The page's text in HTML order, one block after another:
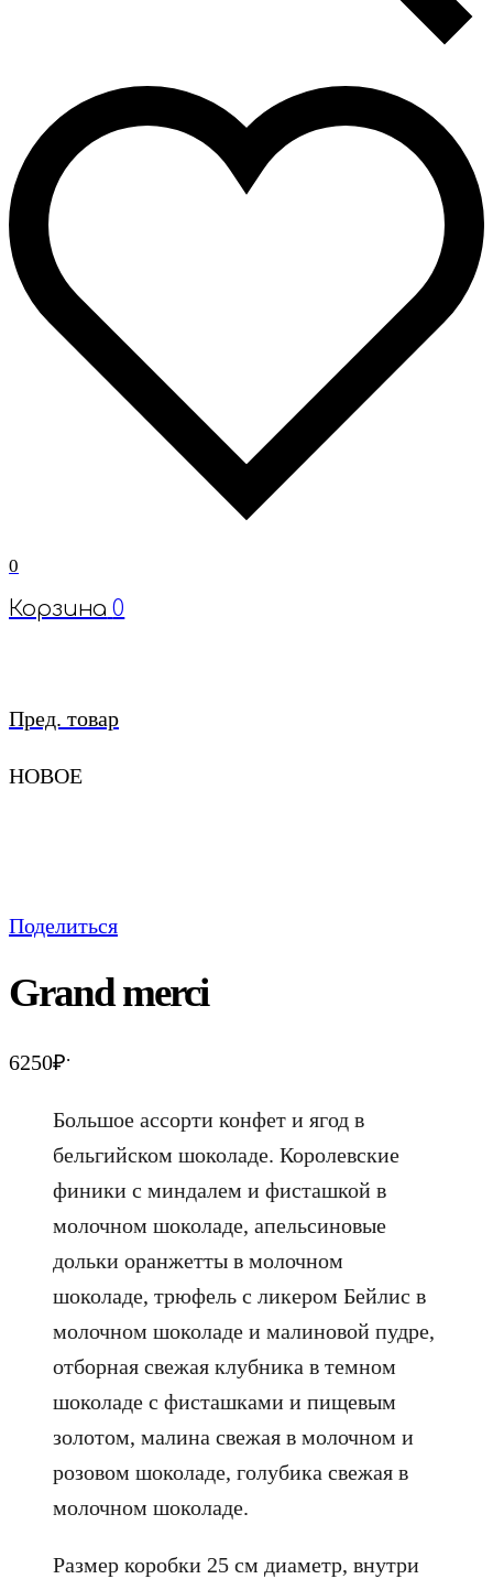
0
Корзина 0
Пред. товар
НОВОЕ
Поделиться
Grand merci
6250₽.
Большое ассорти конфет и ягод в
бельгийском шоколаде. Королевские
финики с миндалем и фисташкой в
молочном шоколаде, апельсиновые
дольки оранжетты в молочном
шоколаде, трюфель с ликером Бейлис в
молочном шоколаде и малиновой пудре,
отборная свежая клубника в темном
шоколаде с фисташками и пищевым
золотом, малина свежая в молочном и
розовом шоколаде, голубика свежая в
молочном шоколаде.
Размер коробки 25 см диаметр, внутри